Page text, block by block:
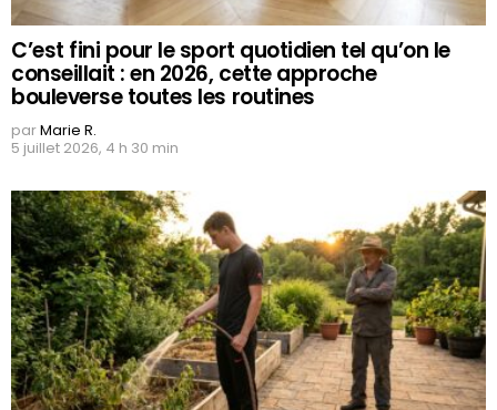
C’est fini pour le sport quotidien tel qu’on le
conseillait : en 2026, cette approche
bouleverse toutes les routines
parMarie R.
5 juillet 2026, 4 h 30 min